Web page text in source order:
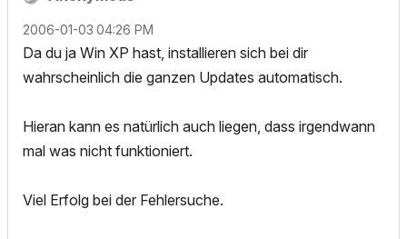
‎2006-01-03 04:26 PM
Da du ja Win XP hast, installieren sich bei dir
wahrscheinlich die ganzen Updates automatisch.
Hieran kann es natürlich auch liegen, dass irgendwann
mal was nicht funktioniert.
Viel Erfolg bei der Fehlersuche.